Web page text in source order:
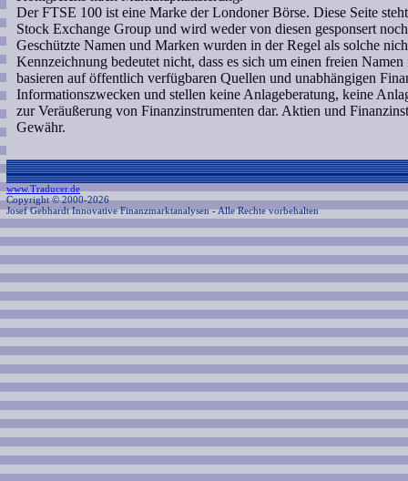
Der FTSE 100 ist eine Marke der Londoner Börse. Diese Seite
Stock Exchange Group und wird weder von diesen gesponsert
Geschützte Namen und Marken wurden in der Regel als solche
Kennzeichnung bedeutet nicht, dass es sich um einen freien
basieren auf öffentlich verfügbaren Quellen und unabhängigen
Informationszwecken und stellen keine Anlageberatung, keine
zur Veräußerung von Finanzinstrumenten dar. Aktien und
Gewähr.
www.Traducer.de
Copyright © 2000-2026
Josef Gebhardt Innovative Finanzmarktanalysen - Alle Rechte vorbehalten